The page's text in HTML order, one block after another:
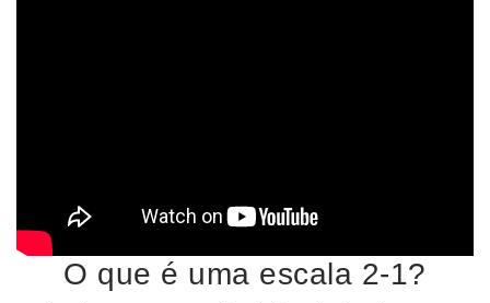
O que é uma escala 2-1?